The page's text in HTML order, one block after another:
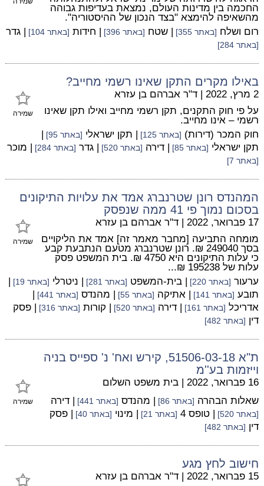
החכמה בין מדינות העולם, נמצאת בעדיפות גבוהה
מהשאיפה להימצא "בצד הנכון של ההיסטוריה".
רום ושלח [באתר 355] | שטח [באתר 396] | חידות [באתר 104] | גדר
[באתר 284]
באילו מקרים התקן שאינו רשמי מחייב?
שמירה
2 מרץ, 2022 | ד"ר אברהם בן עזרא
על פי חוק התקנים, תקן רשמי מחייב ואילו תקן שאינו
רשמי – אינו מחייב.
חוק המכר (דירות) [באתר 125] | תקן ישראלי [באתר 95]
|
תקן ישראלי [באתר 85] | דירה [באתר 520] | גדר [באתר 284] | מוכר
[באתר 7]
המהנדס רונן שטרנברג אמד את עלויות התיקונים
בסכום נמוך פי 41 ממה שנפסק
שמירה
17 פברואר, 2022 | ד"ר אברהם בן עזרא
מומחה התביעה [מחבר מאמר זה] אמד את הליקויים
בסך 249040 ₪. רונן שטרנברג מטעם הנתבעת קבע
כי עלות התיקונים היא 4750 ₪. בית המשפט פסק
עלות של 195238 ₪...
ערעור [באתר 220] | בית-המשפט [באתר 281] | ניטרלי [באתר 19]
|
תובע [באתר 141] | אתיקה [באתר 55] | מהנדס [באתר 441]
|
אדריכל [באתר 161] | דירה [באתר 520] | קורות [באתר 316]
| פסק
דין [באתר 482]
ת"א 51506-03-18, קירש ואח' נ' ספייס בניה
וייזמות בע''מ
שמירה
16 פברואר, 2022 | בית משפט השלום
שאלות הבהרה [באתר 86] | מהנדס [באתר 441] | דירה
[באתר 520] | טופס 4 [באתר 21] | מינוי [באתר 40]
| פסק
דין [באתר 482]
חישוב לחץ מגע
15 פברואר, 2022 | ד"ר אברהם בן עזרא